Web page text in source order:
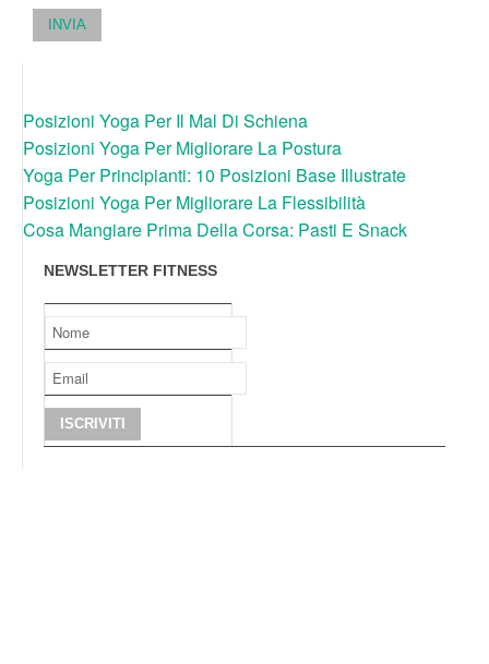
INVIA
Posizioni Yoga Per Il Mal Di Schiena
Posizioni Yoga Per Migliorare La Postura
Yoga Per Principianti: 10 Posizioni Base Illustrate
Posizioni Yoga Per Migliorare La Flessibilità
Cosa Mangiare Prima Della Corsa: Pasti E Snack
NEWSLETTER FITNESS